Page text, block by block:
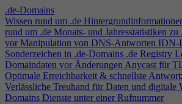
.de-Domains
Wissen rund um .de
rund um .de Monats- und Jahresstatistiken zu
vor Manipulation von DNS-Antworten IDN-
Sonderzeichen in .de-Domains .de Registry
Domaindaten vor ÄnderungenAnycast für
Optimale Erreichbarkeit & schnellste
Verlässliche Treuhand für Daten und digitale
Domains Dienste unter einer Rufnummer